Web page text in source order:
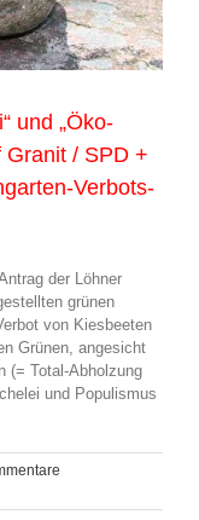
und „Öko-
Granit / SPD +
Verbots-
der Löhner
grünen
von Kiesbeeten
Grünen, angesicht
(= Total-Abholzung
und Populismus